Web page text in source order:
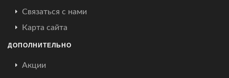
Связаться с нами
Карта сайта
ДОПОЛНИТЕЛЬНО
Акции